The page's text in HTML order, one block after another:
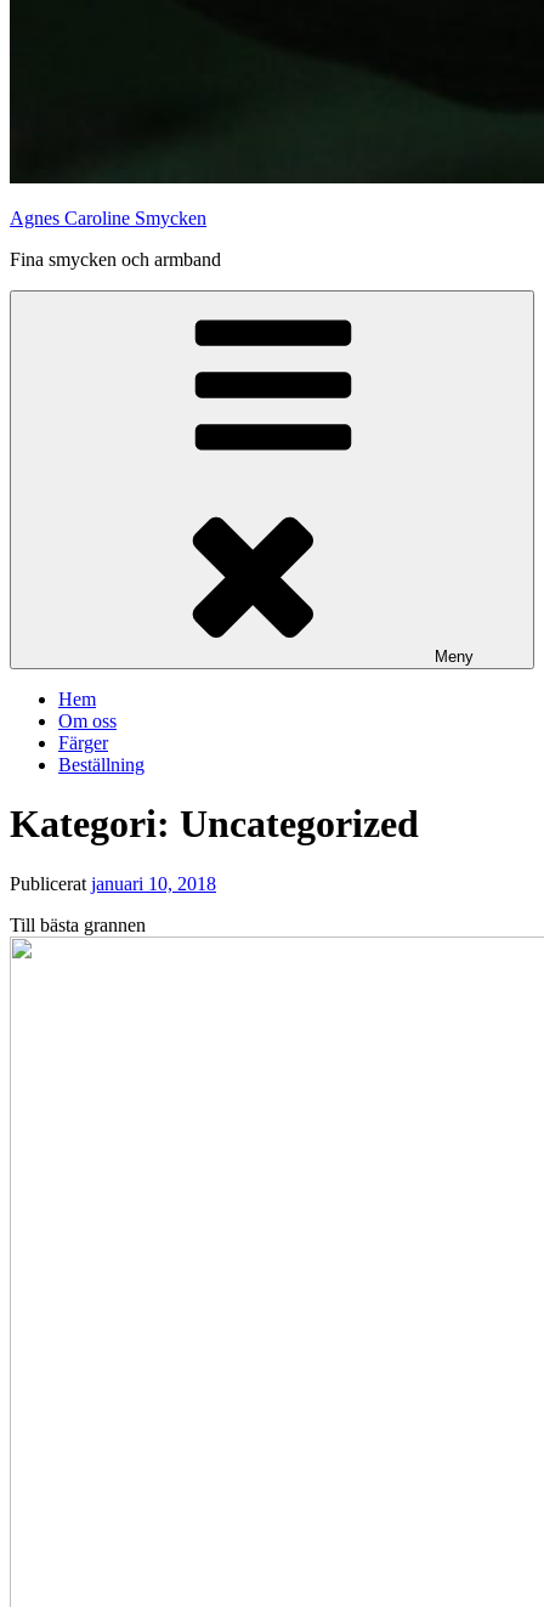
Agnes Caroline Smycken
Fina smycken och armband
Meny
Hem
Om oss
Färger
Beställning
Kategori: Uncategorized
Publicerat januari 10, 2018
Till bästa grannen